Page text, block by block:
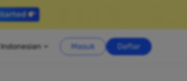
Indonesian Masuk Daftar